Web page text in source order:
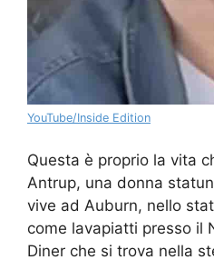
YouTube/Inside Edition
Questa è proprio la vita
Antrup, una donna
vive ad Auburn, nello
come lavapiatti presso il
Diner che si trova nella